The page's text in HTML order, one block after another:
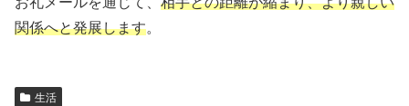
関係へと発展します。
生活